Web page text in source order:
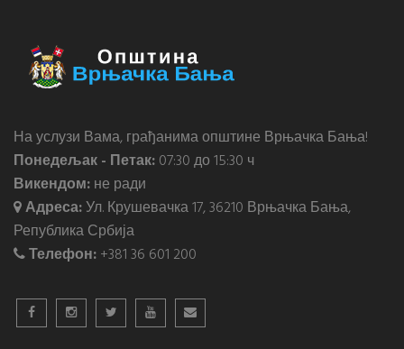
На услузи Вама, грађанима општине Врњачка Бања!
Понедељак - Петак:07:30 до 15:30 ч
Викендом:не ради
Адреса:Ул. Крушевачка 17, 36210 Врњачка Бања,
Република Србија
Телефон:+381 36 601 200